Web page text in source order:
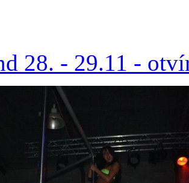
28. - 29.11 -